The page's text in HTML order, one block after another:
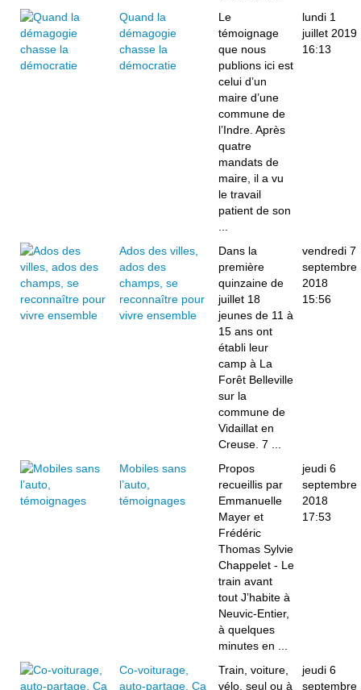
Quand la
démagogie
chasse la
démocratie
Le
témoignage
que nous
publions ici est
celui d’un
maire d’une
commune de
l’Indre. Après
quatre
mandats de
maire, il a vu
le travail
patient de son
lundi 1
juillet 2019
16:13
Ados des villes,
ados des
champs, se
reconnaître pour
vivre ensemble
Dans la
première
quinzaine de
juillet 18
jeunes de 11 à
15 ans ont
établi leur
camp à La
Forêt Belleville
sur la
commune de
Vidaillat en
Creuse. 7 ...
vendredi 7
septembre
2018
15:56
Mobiles sans
l’auto,
témoignages
Propos
recueillis par
Emmanuelle
Mayer et
Frédéric
Thomas Sylvie
Chappelet - Le
train avant
tout J’habite à
Neuvic-Entier,
à quelques
minutes en ...
jeudi 6
septembre
2018
17:53
Co-voiturage,
auto-partage, Ça
Train, voiture,
vélo, seul ou à
jeudi 6
septembre